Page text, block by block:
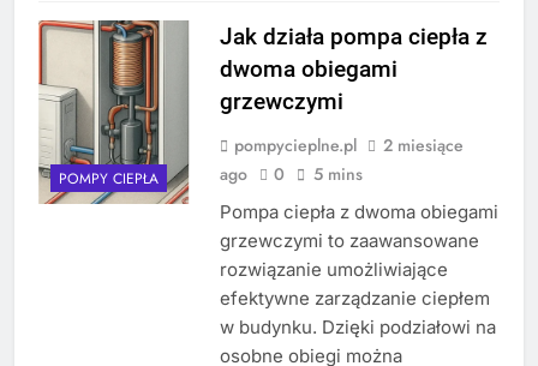
POMPY CIEPŁA
Jak działa pompa ciepła z
dwoma obiegami
grzewczymi
pompycieplne.pl
2 miesiące
ago
0 5 mins
Pompa ciepła z dwoma obiegami
grzewczymi to zaawansowane
rozwiązanie umożliwiające
efektywne zarządzanie ciepłem
w budynku. Dzięki podziałowi na
osobne obiegi można